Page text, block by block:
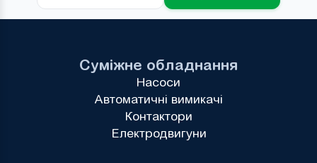
Суміжне обладнання
Насоси
Автоматичні вимикачі
Контактори
Електродвигуни